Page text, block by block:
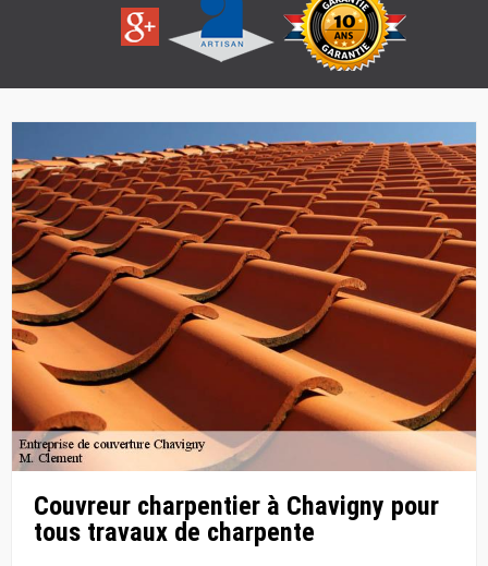
Couvreur charpentier à Chavigny pour
tous travaux de charpente